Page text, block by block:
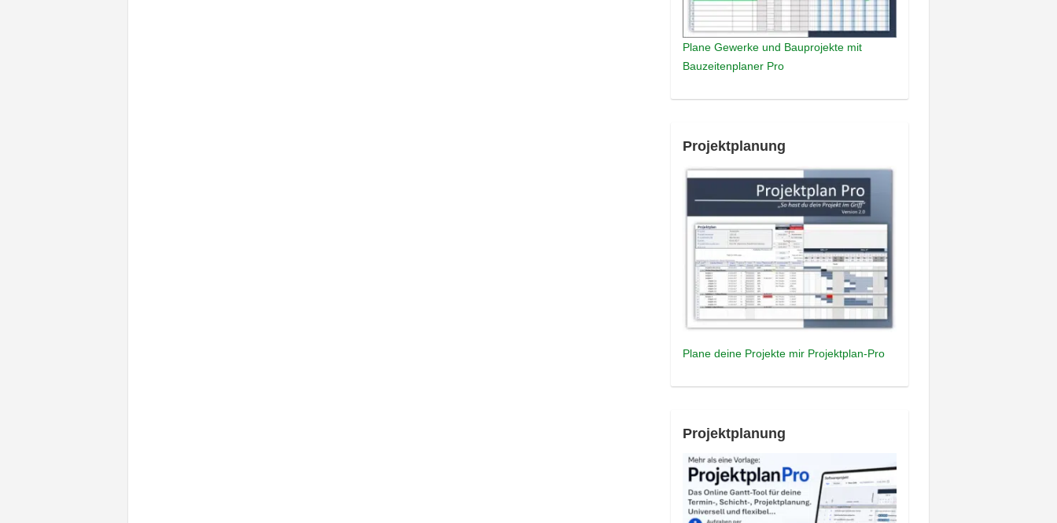
Plane Gewerke und Bauprojekte mit
Bauzeitenplaner Pro
Projektplanung
Plane deine Projekte mir Projektplan-Pro
Projektplanung